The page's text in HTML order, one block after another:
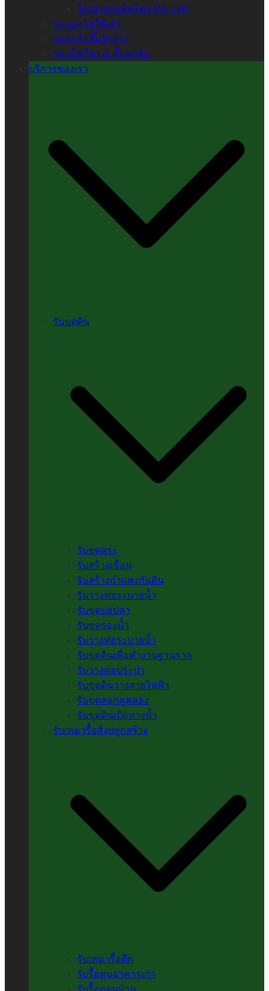
ให้เช่ารถแม็คโคร P.C 120
รถแบคโฮให้เช่า
รถหกล้อดั๊มรับจ้าง
รถแม็คโคร & ดั๊มหกล้อ
บริการของเรา
รับขุดดิน
รับขุดสระ
รับสร้างเขื่อน
รับสร้างกำแพงกันดิน
รับวางท่อระบายน้ำ
รับขุดบ่อปลา
รับขุดร่องน้ำ
รับวางท่อระบายน้ำ
รับขุดดินเพื่อทำงานฐานราก
รับวางท่อประปา
รับขุดดินวางสายไฟฟ้า
รับขุดลอกคูคลอง
รับขุดดินเปิดทางน้ำ
รับเหมารื้อสิ่งปลูกสร้าง
รับเหมารื้อตึก
รับรื้อทุบอาคารเก่า